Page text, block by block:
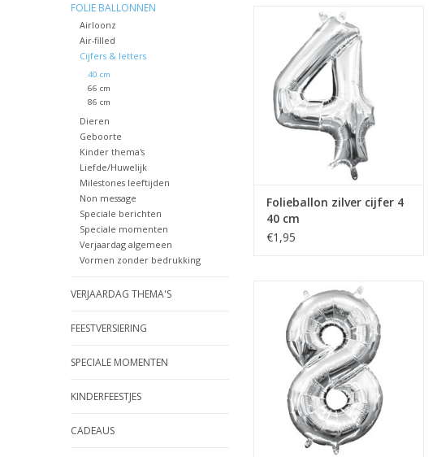
FOLIE BALLONNEN
Airloonz
Air-filled
Cijfers & letters
40 cm
66 cm
86 cm
Dieren
Geboorte
Kinder thema's
Liefde/Huwelijk
Milestones leeftijden
Non message
Speciale berichten
Speciale momenten
Verjaardag algemeen
Vormen zonder bedrukking
VERJAARDAG THEMA'S
FEESTVERSIERING
SPECIALE MOMENTEN
KINDERFEESTJES
CADEAUS
Folieballon zilver cijfer 4 40 cm
TOEVOEGEN AAN WINKELWAGEN
Folieballon zilver cijfer 4
40 cm
€1,95
Folieballon zilver cijfer 8 40 cm
TOEVOEGEN AAN WINKELWAGEN